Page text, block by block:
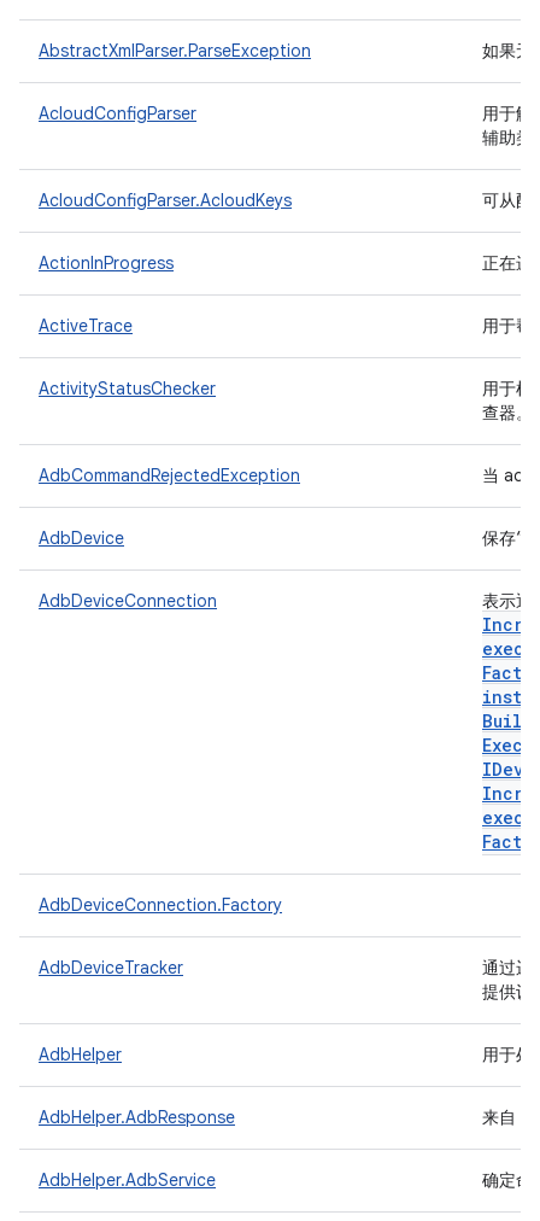
AbstractXmlParser.ParseException 如果无
AcloudConfigParser
用于解
辅助类
AcloudConfigParser.AcloudKeys 可从配
ActionInProgress 正在进
ActiveTrace 用于帮
ActivityStatusChecker
用于检
查器。
AdbCommandRejectedException 当 adb
AdbDevice 保存
AdbDeviceConnection 表示通
AdbDeviceConnection.Factory
AdbDeviceTracker
通过运
提供设
AdbHelper 用于处
AdbHelper.AdbResponse 来自
AdbHelper.AdbService 确定命